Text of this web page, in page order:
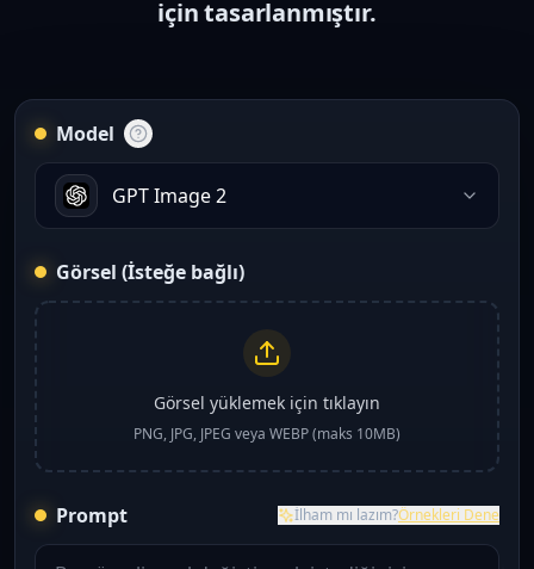
için tasarlanmıştır.
Model
GPT Image 2
Görsel (İsteğe bağlı)
Görsel yüklemek için tıklayın
PNG, JPG, JPEG veya WEBP (maks 10MB)
Prompt İlham mı lazım?Örnekleri Dene